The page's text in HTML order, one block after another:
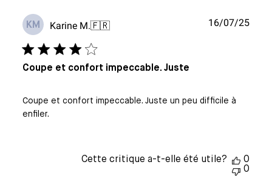
KM Karine M.🇫🇷
Coupe et confort impeccable. Juste
Coupe et confort impeccable. Juste un peu difficile à
enfiler.
Date
16/07/25
Cette critique a-t-elle été utile?
0
0